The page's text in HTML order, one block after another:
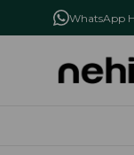
WhatsApp
İlk Alışverişe